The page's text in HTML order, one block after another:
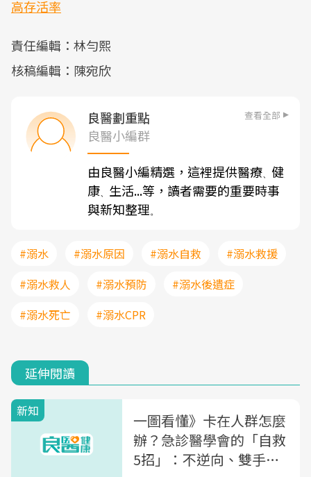
高存活率
責任編輯：林勻熙
核稿編輯：陳宛欣
良醫劃重點 查看全部
良醫小編群
由良醫小編精選，這裡提供醫療、 健
康、 生活...等，讀者需要的重要時事
與新知整理。
#溺水 #溺水原因 #溺水自救
#溺水救援
#溺水救人
#溺水預防
#溺水後遺症
#溺水死亡
#溺水CPR
延伸閱讀
新知
一圖看懂》卡在人群怎麼
辦？急診醫學會的「自救
5招」：不逆向、雙手臂